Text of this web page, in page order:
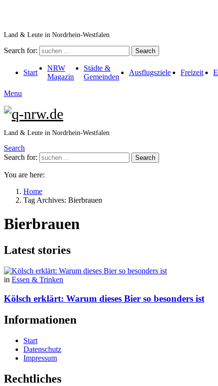
Land & Leute in Nordrhein-Westfalen
Search for: Search
Start
NRW
Magazin
Städte &
Gemeinden
Ausflugsziele Freizeit
Menu
Land & Leute in Nordrhein-Westfalen
Search
Search for:
Search
You are here:
Home
Tag Archives: Bierbrauen
Bierbrauen
Latest stories
in Essen & Trinken
Kölsch erklärt: Warum dieses Bier so besonders ist
Informationen
Start
Datenschutz
Impressum
Rechtliches